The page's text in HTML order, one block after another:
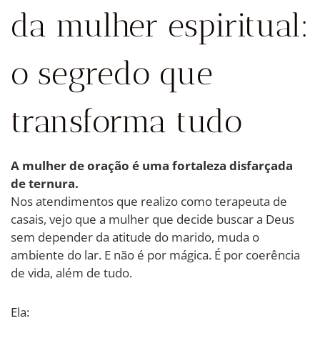
da mulher espiritual:
o segredo que
transforma tudo
A mulher de oração é uma fortaleza disfarçada
de ternura.
Nos atendimentos que realizo como terapeuta de
casais, vejo que a mulher que decide buscar a Deus
sem depender da atitude do marido, muda o
ambiente do lar. E não é por mágica. É por coerência
de vida, além de tudo.
Ela: